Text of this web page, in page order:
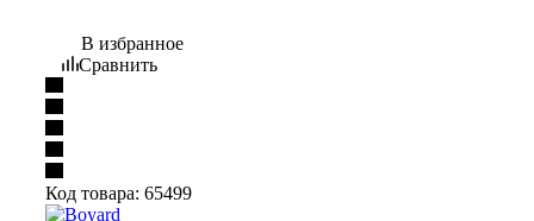
В избранное
Сравнить
Код товара: 65499